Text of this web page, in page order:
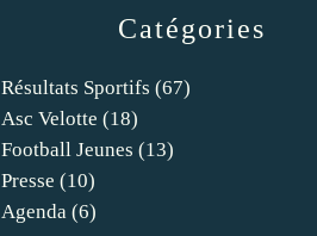
Catégories
Résultats Sportifs (67)
Asc Velotte (18)
Football Jeunes (13)
Presse (10)
Agenda (6)